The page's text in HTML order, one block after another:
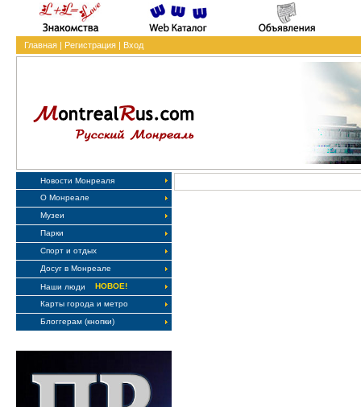
Главная| Регистрация| Вход
Новости Монреаля
О Монреале
Музеи
Парки
Спорт и отдых
Досуг в Монреале
Наши люди
НОВОЕ!
Карты города и метро
Блоггерам (кнопки)